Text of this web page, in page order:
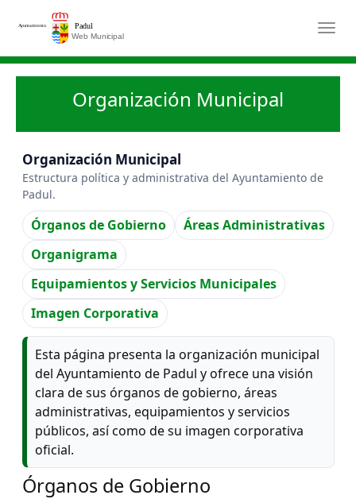
Saltar al contenido principal
Organización Municipal
Organización Municipal
Estructura política y administrativa del Ayuntamiento de
Padul.
Órganos de Gobierno
Áreas Administrativas
Organigrama
Equipamientos y Servicios Municipales
Imagen Corporativa
Esta página presenta la organización municipal
del Ayuntamiento de Padul y ofrece una visión
clara de sus órganos de gobierno, áreas
administrativas, equipamientos y servicios
públicos, así como de su imagen corporativa
oficial.
Órganos de Gobierno